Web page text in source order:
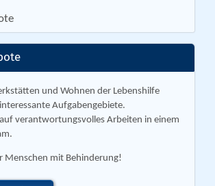
und Wohnen der Lebenshilfe
Aufgabengebiete.
auf verantwortungsvolles Arbeiten in einem
Menschen mit Behinderung!